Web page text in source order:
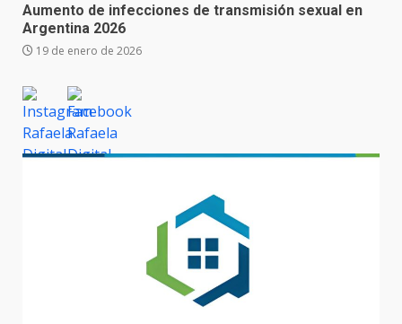
Aumento de infecciones de transmisión sexual en
Argentina 2026
19 de enero de 2026